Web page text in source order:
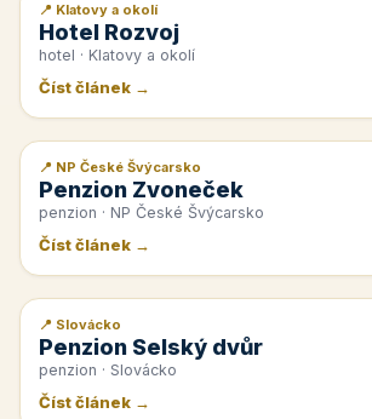
📰 PR článek
📍 Klatovy a okolí
Hotel Rozvoj
hotel · Klatovy a okolí
Číst článek →
📰 PR článek
📍 NP České Švýcarsko
Penzion Zvoneček
penzion · NP České Švýcarsko
Číst článek →
📰 PR článek
📍 Slovácko
Penzion Selský dvůr
penzion · Slovácko
Číst článek →